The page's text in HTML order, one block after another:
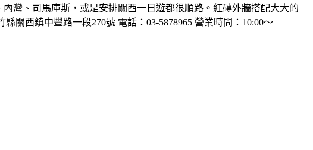
灣、司馬庫斯，或是安排關西一日遊都很順路。紅磚外牆搭配大大的
縣關西鎮中豐路一段270號 電話：03-5878965 營業時間：10:00～